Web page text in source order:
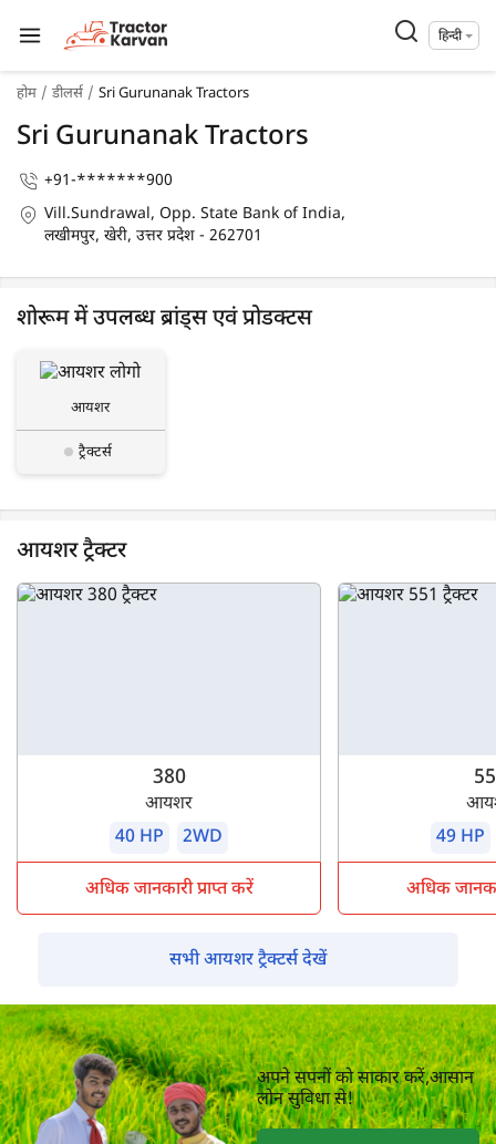
हिन्दी
होम डीलर्स Sri Gurunanak Tractors
Sri Gurunanak Tractors
+91-*******900
Vill.Sundrawal, Opp. State Bank of India,
लखीमपुर, खेरी, उत्तर प्रदेश - 262701
शोरूम में उपलब्ध ब्रांड्स एवं प्रोडक्टस
आयशर
ट्रैक्टर्स
आयशर ट्रैक्टर
380
आयशर
40 HP
2WD
अधिक जानकारी प्राप्त करें
49 HP
अधिक
सभी आयशर ट्रैक्टर्स देखें
अपने सपनों को साकार करें,आसान
लोन सुविधा से!